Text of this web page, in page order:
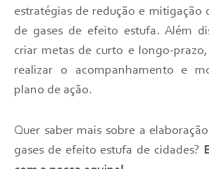
estratégias de redução e mitigação
de gases de efeito estufa. Além
criar metas de curto e longo-prazo,
realizar o acompanhamento e
plano de ação.
Quer saber mais sobre a
gases de efeito estufa de cidades?